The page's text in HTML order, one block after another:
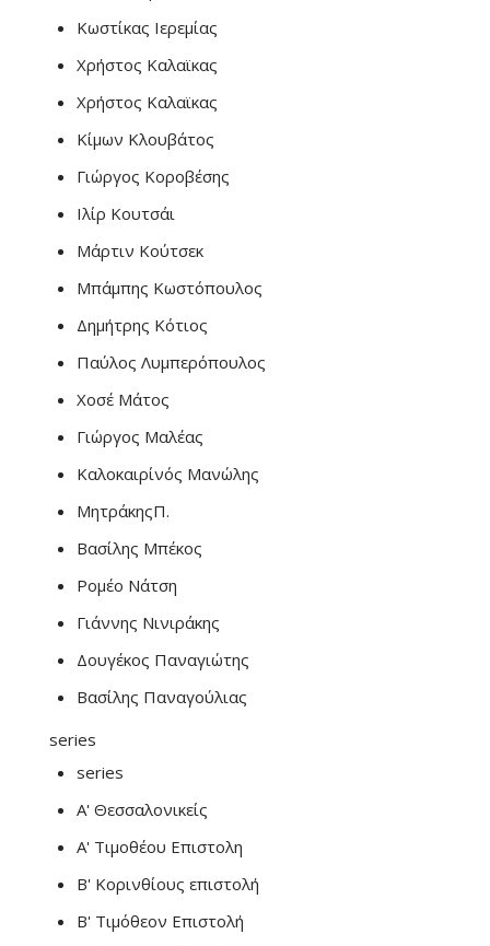
Κωστίκας Ιερεμίας
Χρήστος Καλαϊκας
Χρήστος Καλαϊκας
Κίμων Κλουβάτος
Γιώργος Κοροβέσης
Ιλίρ Κουτσάι
Μάρτιν Κούτσεκ
Μπάμπης Κωστόπουλος
Δημήτρης Κότιος
Παύλος Λυμπερόπουλος
Χοσέ Μάτος
Γιώργος Μαλέας
Καλοκαιρίνός Μανώλης
ΜητράκηςΠ.
Βασίλης Μπέκος
Ρομέο Νάτση
Γιάννης Νινιράκης
Δουγέκος Παναγιώτης
Βασίλης Παναγούλιας
series
series
Α' Θεσσαλονικείς
Α' Τιμοθέου Επιστολη
Β' Κορινθίους επιστολή
Β' Τιμόθεον Επιστολή